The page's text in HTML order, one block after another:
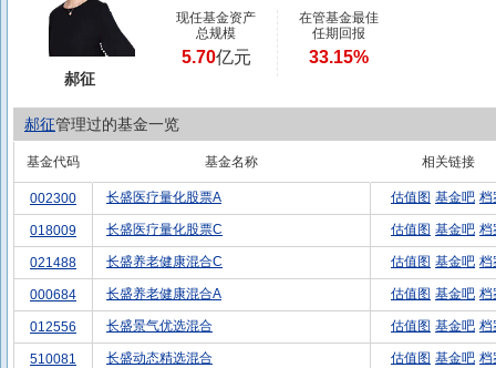
郝征
现任基金资产
总规模
5.70亿元
在管基金最佳
任期回报
33.15%
郝征管理过的基金一览
基金代码 基金名称 相关链接
002300 长盛医疗量化股票A 估值图 基金吧 档
018009 长盛医疗量化股票C 估值图 基金吧 档
021488 长盛养老健康混合C 估值图 基金吧 档
000684 长盛养老健康混合A 估值图 基金吧 档
012556 长盛景气优选混合 估值图 基金吧 档
510081 长盛动态精选混合 估值图 基金吧 档